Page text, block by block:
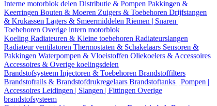
Interne motorblok delen Distributie & Pompen Pakkingen &
Keerringen Bouten & Moeren Zuigers & Toebehoren Drijfstangen
& Krukassen Lagers & Smeermiddelen Riemen | Snaren |
Toebehoren Overige intern motorblok
Koeling Radiateuren & Kleine toebehoren Radiateurslangen
Radiateur ventilatoren Thermostaten & Schakelaars Sensoren &
Pakkingen Waterpompen & Vloeistoffen Oliekoelers & Accessoires
Accessoires & Overige koelingsdelen
Brandstofsysteem Injectoren & Toebehoren Brandstoffilters
Brandstofrails & Brandstofdrukregelaars Brandstoftanks | Pompen |
Accessoires Leidingen | Slangen | Fittingen Overige
brandstofsysteem